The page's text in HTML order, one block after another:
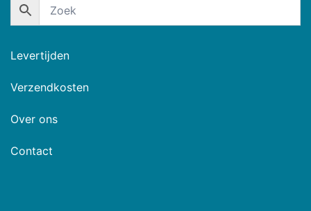
Levertijden
Verzendkosten
Over ons
Contact